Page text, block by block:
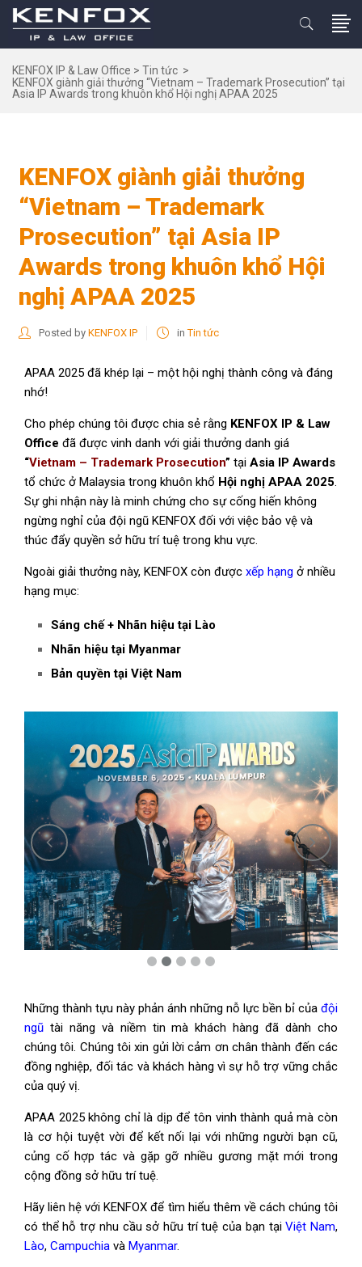
KENFOX IP & Law Office > Tin tức >
KENFOX giành giải thưởng “Vietnam – Trademark Prosecution” tại
Asia IP Awards trong khuôn khổ Hội nghị APAA 2025
KENFOX giành giải thưởng
“Vietnam – Trademark
Prosecution” tại Asia IP
Awards trong khuôn khổ Hội
nghị APAA 2025
Posted byKENFOX IP inTin tức
APAA 2025 đã khép lại – một hội nghị thành công và đáng
nhớ!
Cho phép chúng tôi được chia sẻ rằng KENFOX IP & Law
Office đã được vinh danh với giải thưởng danh giá
“Vietnam – Trademark Prosecution” tại Asia IP Awards
tổ chức ở Malaysia trong khuôn khổ Hội nghị APAA 2025.
Sự ghi nhận này là minh chứng cho sự cống hiến không
ngừng nghỉ của đội ngũ KENFOX đối với việc bảo vệ và
thúc đẩy quyền sở hữu trí tuệ trong khu vực.
Ngoài giải thưởng này, KENFOX còn được xếp hạng ở nhiều
hạng mục:
Sáng chế + Nhãn hiệu tại Lào
Nhãn hiệu tại Myanmar
Bản quyền tại Việt Nam
Những thành tựu này phản ánh những nỗ lực bền bỉ của đội
ngũ tài năng và niềm tin mà khách hàng đã dành cho
chúng tôi. Chúng tôi xin gửi lời cảm ơn chân thành đến các
đồng nghiệp, đối tác và khách hàng vì sự hỗ trợ vững chắc
của quý vị.
APAA 2025 không chỉ là dịp để tôn vinh thành quả mà còn
là cơ hội tuyệt vời để kết nối lại với những người bạn cũ,
củng cố hợp tác và gặp gỡ nhiều gương mặt mới trong
cộng đồng sở hữu trí tuệ.
Hãy liên hệ với KENFOX để tìm hiểu thêm về cách chúng tôi
có thể hỗ trợ nhu cầu sở hữu trí tuệ của bạn tạiViệt Nam,
Lào, Campuchia và Myanmar.